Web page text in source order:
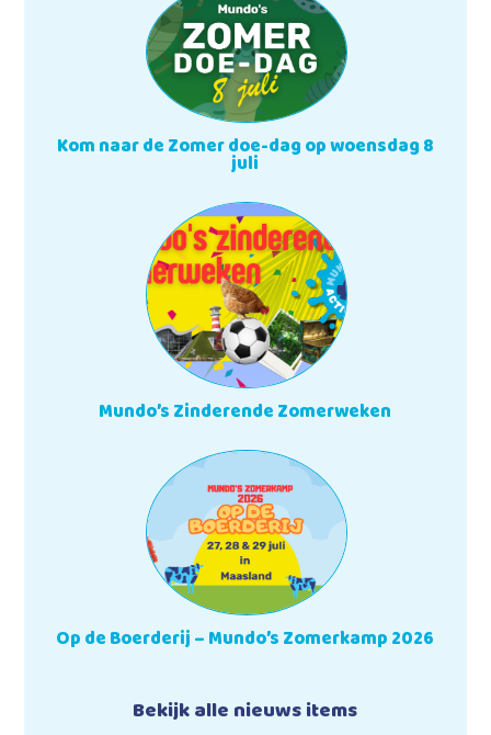
Kom naar de Zomer doe-dag op woensdag 8
juli
Mundo’s Zinderende Zomerweken
Op de Boerderij – Mundo’s Zomerkamp 2026
Bekijk alle nieuws items